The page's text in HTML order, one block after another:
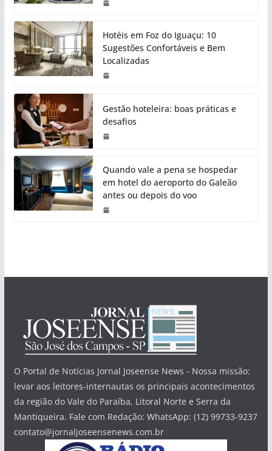
Hotéis em Foz do Iguaçu: 10
Sugestões Confortáveis e Bem
Localizadas
Gestão hoteleira: boas práticas e
desafios
Quando vale a pena se hospedar
em hotel do aeroporto do Galeão
antes ou depois do voo
O Portal de Notícias Jornal Joseense News - Nossa missão:
levar aos leitores-internautas os principais acontecimentos
da região do Vale do Paraíba, Litoral Norte e Serra da
Mantiqueira. Fale com Redação: WhatsApp: (12) 99733-9237
contato@jornaljoseensenews.com.br